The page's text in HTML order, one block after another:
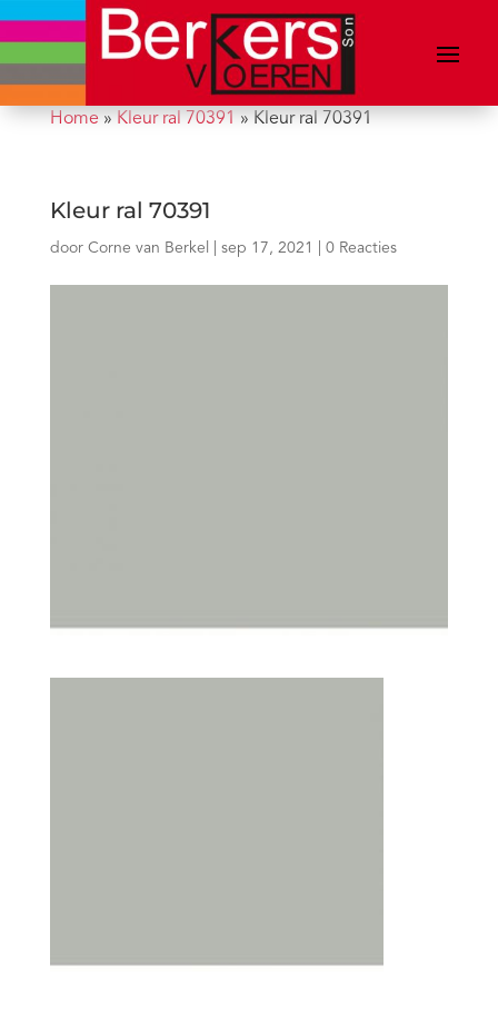
Home» Kleur ral 70391 » Kleur ral 70391
Kleur ral 70391
door Corne van Berkel sep 17, 2021 0 Reacties